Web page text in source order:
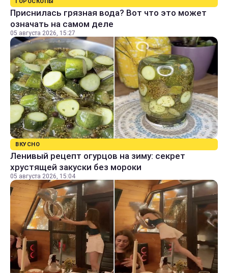
ГОРОСКОПЫ
Приснилась грязная вода? Вот что это может
означать на самом деле
05 августа 2026, 15:27
ВКУСНО
Ленивый рецепт огурцов на зиму: секрет
хрустящей закуски без мороки
05 августа 2026, 15:04